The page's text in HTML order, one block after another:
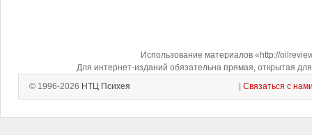
Использование материалов «http://
Для интернет-изданий обязательна прямая, открытая
© 1996-2026 НТЦ Психея Связаться с